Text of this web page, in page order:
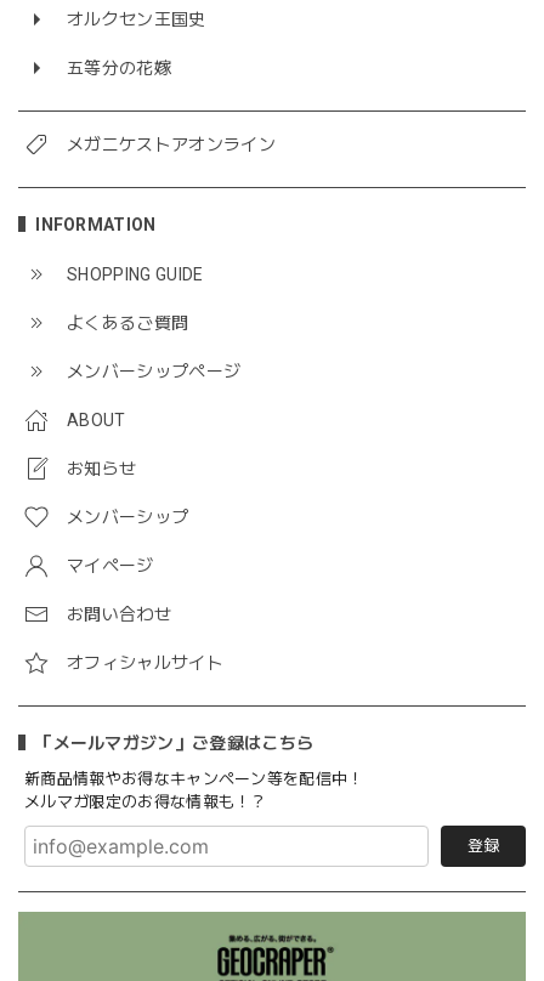
オルクセン王国史
五等分の花嫁
メガニケストアオンライン
INFORMATION
SHOPPING GUIDE
よくあるご質問
メンバーシップページ
ABOUT
お知らせ
メンバーシップ
マイページ
お問い合わせ
オフィシャルサイト
「メールマガジン」ご登録はこちら
新商品情報やお得なキャンペーン等を配信中！
メルマガ限定のお得な情報も！？
登録